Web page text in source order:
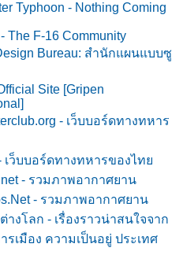
Typhoon - Nothing Coming
The F-16 Community
Bureau: สำนักแผนแบบซู
Site [Gripen
- เว็บบอร์ดทางทหาร
เว็บบอร์ดทางทหารของไท
- รวมภาพอากาศยาน
- รวมภาพอากาศยาน
งโลก - เรื่องราวน่าสนใจจาก
รเมือง ความเป็นอยู่ ประเทศ